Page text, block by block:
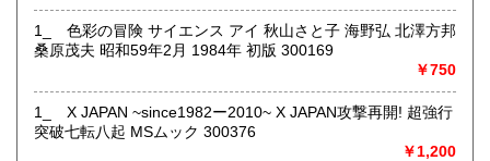
沿線名：-
最寄駅：盛岡駅
定休日：日曜日・お盆・年末年始
書籍の買取について
1_ 色彩の冒険 サイエンス アイ 秋山さと子 海野弘 北澤方邦
桑原茂夫 昭和59年2月 1984年 初版 300169
￥750
1_ X JAPAN ~since1982ー2010~ X JAPAN攻撃再開! 超強行
突破七転八起 MSムック 300376
￥1,200